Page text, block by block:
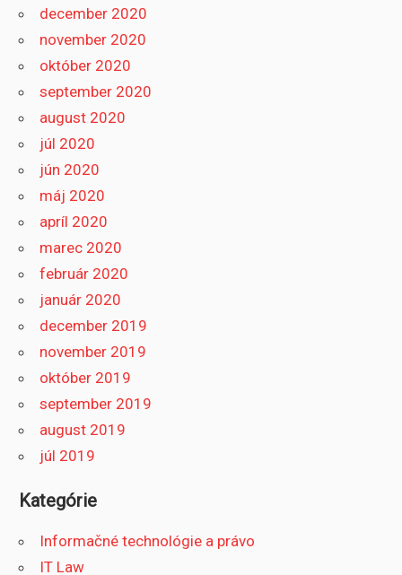
december 2020
november 2020
október 2020
september 2020
august 2020
júl 2020
jún 2020
máj 2020
apríl 2020
marec 2020
február 2020
január 2020
december 2019
november 2019
október 2019
september 2019
august 2019
júl 2019
Kategórie
Informačné technológie a právo
IT Law